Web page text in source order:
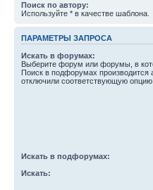
Поиск по автору:
Используйте * в качестве шаблона.
ПАРАМЕТРЫ ЗАПРОСА
Искать в форумах:
Выберите форум или форумы, в
Поиск в подфорумах производится
отключили соответствующую опцию
Искать в подфорумах:
Искать: